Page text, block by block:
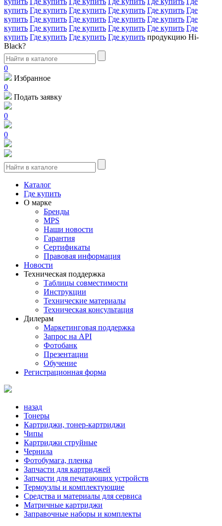
купить Где купить Где купить Где купить Где купить Где
купить Где купить Где купить Где купить Где купить Где
купить Где купить Где купить Где купить Где купить Где
купить Где купить Где купить Где купить продукцию Hi-
Black?
0
Избранное
0
Подать заявку
0
0
Каталог
Где купить
О марке
Бренды
MPS
Наши новости
Гарантия
Сертификаты
Правовая информация
Новости
Техническая поддержка
Таблицы совместимости
Инструкции
Технические материалы
Техническая консультация
Дилерам
Маркетинговая поддержка
Запрос на API
Фотобанк
Презентации
Обучение
Регистрационная форма
назад
Тонеры
Картриджи, тонер-картриджи
Чипы
Картриджи струйные
Чернила
Фотобумага, пленка
Запчасти для картриджей
Запчасти для печатающих устройств
Термоузлы и комплектующие
Средства и материалы для сервиса
Матричные картриджи
Заправочные наборы и комплекты